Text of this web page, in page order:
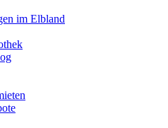
im Elbland